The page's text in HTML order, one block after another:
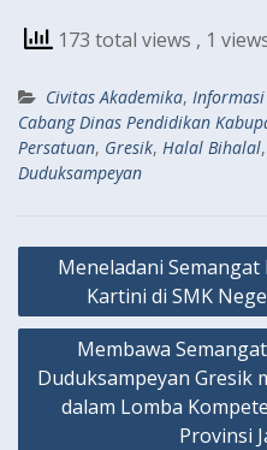
173 total views , 1
Civitas Akademika,
Cabang Dinas Pendidikan
Persatuan, Gresik, Halal Bihalal,
Duduksampeyan
Navigasi
Meneladani
Kartini di SMK
Membawa
Duduksampeyan Gresik
dalam Lomba
Provinsi